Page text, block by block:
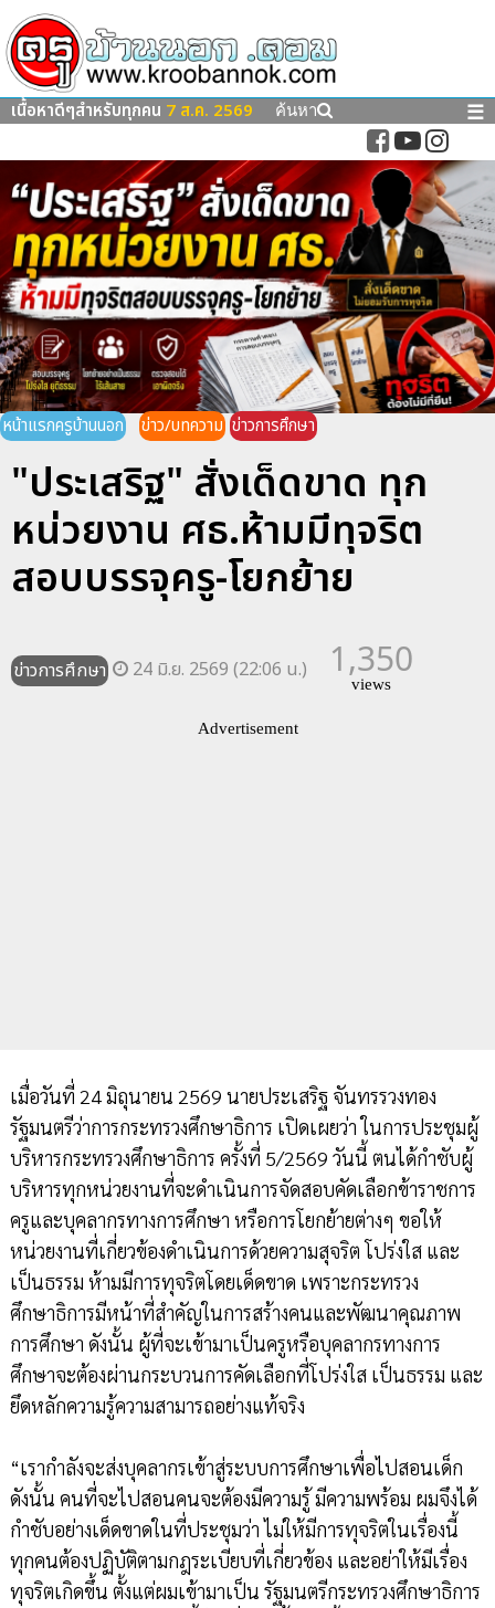
เนื้อหาดีๆสำหรับทุกคน 7 ส.ค. 2569 ค้นหา ☰
หน้าแรกครูบ้านนอก ข่าว/บทความ ข่าวการศึกษา
"ประเสริฐ" สั่งเด็ดขาด ทุก
หน่วยงาน ศธ.ห้ามมีทุจริต
สอบบรรจุครู-โยกย้าย
ข่าวการศึกษา 24 มิ.ย. 2569 (22:06 น.) 1,350
views
Advertisement
เมื่อวันที่ 24 มิถุนายน 2569 นายประเสริฐ จันทรรวงทอง
รัฐมนตรีว่าการกระทรวงศึกษาธิการ เปิดเผยว่า ในการประชุมผู้
บริหารกระทรวงศึกษาธิการ ครั้งที่ 5/2569 วันนี้ ตนได้กำชับผู้
บริหารทุกหน่วยงานที่จะดำเนินการจัดสอบคัดเลือกข้าราชการ
ครูและบุคลากรทางการศึกษา หรือการโยกย้ายต่างๆ ขอให้
หน่วยงานที่เกี่ยวข้องดำเนินการด้วยความสุจริต โปร่งใส และ
เป็นธรรม ห้ามมีการทุจริตโดยเด็ดขาด เพราะกระทรวง
ศึกษาธิการมีหน้าที่สำคัญในการสร้างคนและพัฒนาคุณภาพ
การศึกษา ดังนั้น ผู้ที่จะเข้ามาเป็นครูหรือบุคลากรทางการ
ศึกษาจะต้องผ่านกระบวนการคัดเลือกที่โปร่งใส เป็นธรรม และ
ยึดหลักความรู้ความสามารถอย่างแท้จริง
“เรากำลังจะส่งบุคลากรเข้าสู่ระบบการศึกษาเพื่อไปสอนเด็ก
ดังนั้น คนที่จะไปสอนคนจะต้องมีความรู้ มีความพร้อม ผมจึงได้
กำชับอย่างเด็ดขาดในที่ประชุมว่า ไม่ให้มีการทุจริตในเรื่องนี้
ทุกคนต้องปฏิบัติตามกฎระเบียบที่เกี่ยวข้อง และอย่าให้มีเรื่อง
ทุจริตเกิดขึ้น ตั้งแต่ผมเข้ามาเป็น รัฐมนตรีกระทรวงศึกษาธิการ